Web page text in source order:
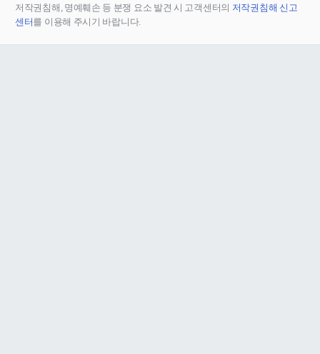
저작권침해, 명예훼손 등 분쟁 요소 발견 시 고객센터의 저작권침해 신고
센터를 이용해 주시기 바랍니다.